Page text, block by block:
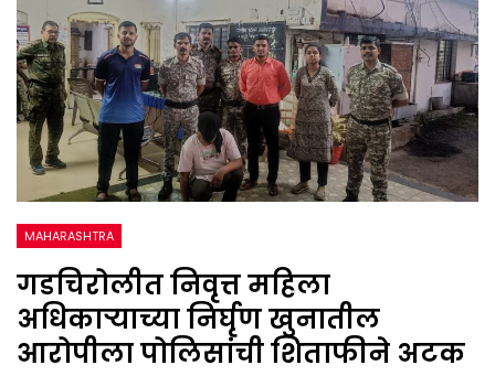
MAHARASHTRA
गडचिरोलीत निवृत्त महिला
अधिकाऱ्याच्या निर्घृण खुनातील
आरोपीला पोलिसांची शिताफीने अटक